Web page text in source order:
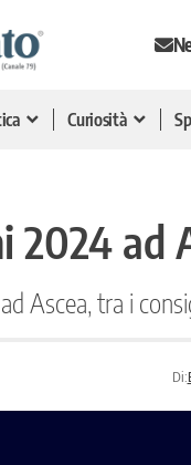
Curiosità
2024 ad
Ascea, tra i
Di: